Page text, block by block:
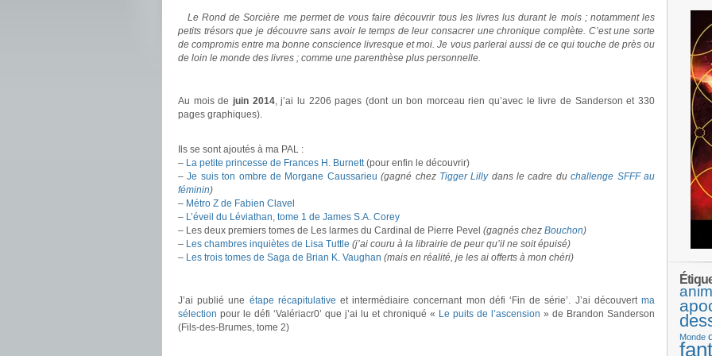
Le Rond de Sorcière me permet de vous faire découvrir tous les livres lus durant le mois ; notamment les
petits trésors que je découvre sans avoir le temps de leur consacrer une chronique complète. C’est une sorte
de compromis entre ma bonne conscience livresque et moi. Je vous parlerai aussi de ce qui touche de près ou
de loin le monde des livres ; comme une parenthèse plus personnelle.
Au mois de juin 2014, j’ai lu 2206 pages (dont un bon morceau rien qu’avec le livre de Sanderson et 330
pages graphiques).
Ils se sont ajoutés à ma PAL :
– La petite princesse de Frances H. Burnett(pour enfin le découvrir)
–Je suis ton ombre de Morgane Caussarieu (gagné chez Tigger Lillydans le cadre duchallenge SFFF au
féminin)
– Métro Z de Fabien Clave
– L’éveil du Léviathan, tome 1 de James S.A. Corey
– Les deux premiers tomes de Les larmes du Cardinal de Pierre Pevel (gagnés chez Bouchon)
– Les chambres inquiètes de Lisa Tuttle (j’ai couru à la librairie de peur qu’il ne soit épuisé)
– Les trois tomes de Saga de Brian K. Vaughan (mais en réalité, je les ai offerts à mon chéri)
J’ai publié une étape récapitulative et intermédiaire concernant mon défi ‘Fin de série’. J’ai découvertma
sélection pour le défi ‘Valériacr0’ que j’ai lu et chroniqué « Le puits de l’ascension » de Brandon Sanderson
(Fils-des-Brumes, tome 2)
Monde